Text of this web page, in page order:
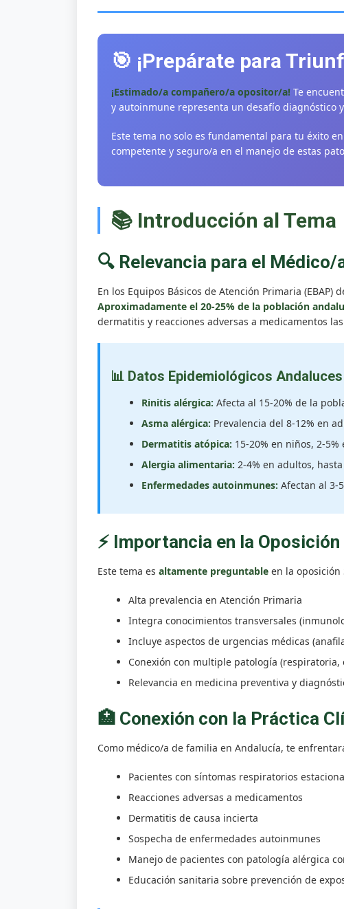
En
🎯 ¡Prepárate para
¡Estimado/a compañero/a opositor/a! Te
y autoinmune representa un desafío diagnóstico
Este tema no solo es fundamental para tu éxito
competente y seguro/a en el manejo de estas
📚 Introducción al Tema
🔍 Relevancia para el Médico/
En los Equipos Básicos de Atención Primaria
Aproximadamente el 20-25% de la población
dermatitis y reacciones adversas a medicamentos
📊 Datos Epidemiológicos
Rinitis alérgica: Afecta al 15-20% de la
Asma alérgica: Prevalencia del 8-12% en
Dermatitis atópica: 15-20% en niños, 2-5%
Alergia alimentaria: 2-4% en adultos,
Enfermedades autoinmunes: Afectan al 3-
⚡ Importancia en la Oposición
Este tema es altamente preguntable en la oposición
Alta prevalencia en Atención Primaria
Integra conocimientos transversales
Incluye aspectos de urgencias médicas
Conexión con multiple patología
Relevancia en medicina preventiva y
🏥 Conexión con la Práctica
Como médico/a de familia en Andalucía, te
Pacientes con síntomas respiratorios
Reacciones adversas a medicamentos
Dermatitis de causa incierta
Sospecha de enfermedades autoinmunes
Manejo de pacientes con patología alérgica
Educación sanitaria sobre prevención de